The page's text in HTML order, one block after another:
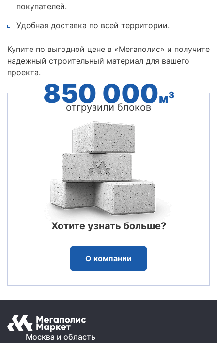
покупателей.
Удобная доставка по всей территории.
Купите по выгодной цене в «Мегаполис» и получите
надежный строительный материал для вашего
проекта.
850 000м3
отгрузили блоков
Хотите узнать больше?
О компании
Москва и область